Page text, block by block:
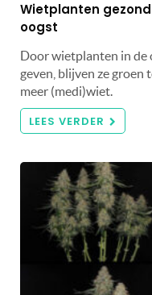
Wietplanten
oogst
Door wietplanten in de
geven, blijven ze groen
meer (medi)wiet.
LEES VERDER